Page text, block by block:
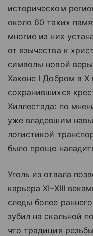
историческом
около 60 таких
многие из них
от язычества к
символы новой
Хаконе I Добром в X
сохранившихся
Хиллестада: по
уже владевшим
логистикой
было проще
Уголь из отвала
карьера XI–XIII
следы более
зубил на скальной
что традиция